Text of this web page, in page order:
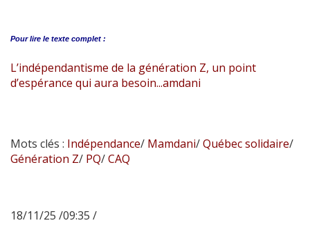
Pour lire le texte complet :
L’indépendantisme de la génération Z, un point
d’espérance qui aura besoin...amdani
Mots clés : Indépendance/ Mamdani/Québec solidaire/
Génération Z/ PQ/CAQ
18/11/25 /09:35 /